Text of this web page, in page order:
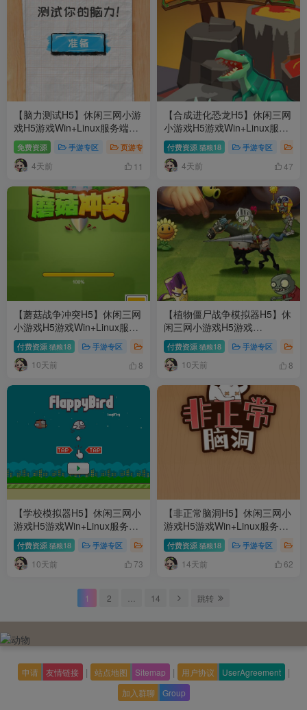
【脑力测试H5】休闲三网小游
戏H5游戏Win+Linux服务端
+架设教程
免费资源 手游专区 页游专区
4天前 11
【合成进化恐龙H5】休闲三网
小游戏H5游戏Win+Linux服务
端+架设教程
付费资源 猫粮18 手游专区
4天前 47
【蘑菇战争冲突H5】休闲三网
小游戏H5游戏Win+Linux服务
端+架设教程
付费资源 猫粮18 手游专区 页游专区
10天前 8
【植物僵尸战争模拟器H5】休
闲三网小游戏H5游戏
Win+Linux服务端+架设教程
付费资源 猫粮18 手游专区
10天前 8
【学校模拟器H5】休闲三网小
游戏H5游戏Win+Linux服务端
+架设教程
付费资源 猫粮18 手游专区 页游专区
10天前 73
【非正常脑洞H5】休闲三网小
游戏H5游戏Win+Linux服务端
+架设教程
付费资源 猫粮18 手游专区
14天前 62
1 2 14 跳转
申请 友情链接 | 站点地图 Sitemap | 用户协议 UserAgreement |
加入群聊 Group